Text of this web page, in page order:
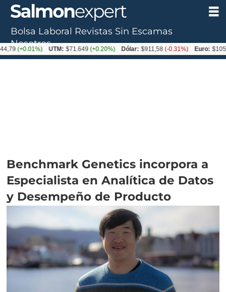
Benchmark Genetics incorpora a
Especialista en Analítica de Datos
y Desempeño de Producto
Bolsa Laboral Revistas Sin Escamas
Nosotros
UTM: $71.649(+0.20%) Dólar: $911,58(-0.31%) Euro: $1053,36(-